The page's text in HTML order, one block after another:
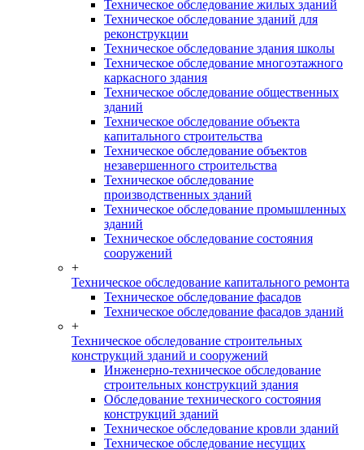
Техническое обследование жилых зданий
Техническое обследование зданий для
реконструкции
Техническое обследование здания школы
Техническое обследование многоэтажного
каркасного здания
Техническое обследование общественных
зданий
Техническое обследование объекта
капитального строительства
Техническое обследование объектов
незавершенного строительства
Техническое обследование
производственных зданий
Техническое обследование промышленных
зданий
Техническое обследование состояния
сооружений
+
Техническое обследование капитального ремонта
Техническое обследование фасадов
Техническое обследование фасадов зданий
+
Техническое обследование строительных
конструкций зданий и сооружений
Инженерно-техническое обследование
строительных конструкций здания
Обследование технического состояния
конструкций зданий
Техническое обследование кровли зданий
Техническое обследование несущих